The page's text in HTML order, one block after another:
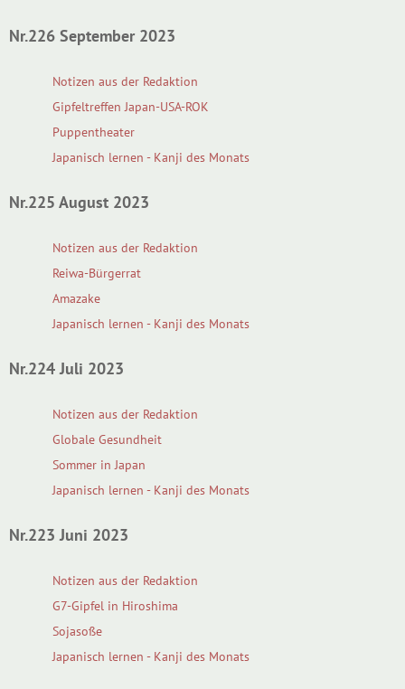
Nr.226 September 2023
Notizen aus der Redaktion
Gipfeltreffen Japan-USA-ROK
Puppentheater
Japanisch lernen - Kanji des Monats
Nr.225 August 2023
Notizen aus der Redaktion
Reiwa-Bürgerrat
Amazake
Japanisch lernen - Kanji des Monats
Nr.224 Juli 2023
Notizen aus der Redaktion
Globale Gesundheit
Sommer in Japan
Japanisch lernen - Kanji des Monats
Nr.223 Juni 2023
Notizen aus der Redaktion
G7-Gipfel in Hiroshima
Sojasoße
Japanisch lernen - Kanji des Monats